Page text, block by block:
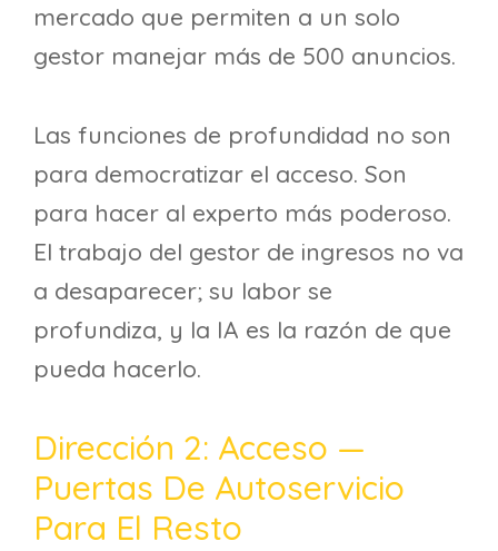
mercado que permiten a un solo
gestor manejar más de 500 anuncios.
Las funciones de profundidad no son
para democratizar el acceso. Son
para hacer al experto más poderoso.
El trabajo del gestor de ingresos no va
a desaparecer; su labor se
profundiza, y la IA es la razón de que
pueda hacerlo.
Dirección 2: Acceso —
Puertas De Autoservicio
Para El Resto